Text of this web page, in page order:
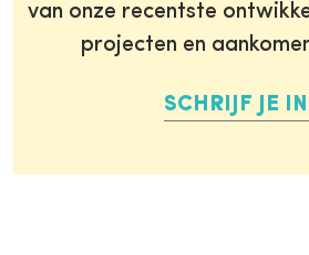
van onze recentste
projecten en
SCHRIJF JE IN